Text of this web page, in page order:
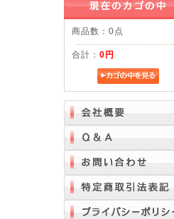
商品数：0点
合計： 0円